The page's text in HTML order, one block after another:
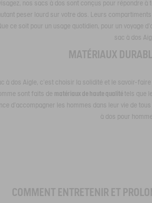
nos sacs à dos sont conçus pour répondre
peser lourd sur votre dos. Leurs
ce soit pour un usage quotidien, pour un voyage
sac à dos
MATÉRIAUX
à dos Aigle, c'est choisir la solidité et le savoir-
sont faits de matériaux de haute qualité tels que
d’accompagner les hommes dans leur vie de
à dos pour
COMMENT ENTRETENIR ET